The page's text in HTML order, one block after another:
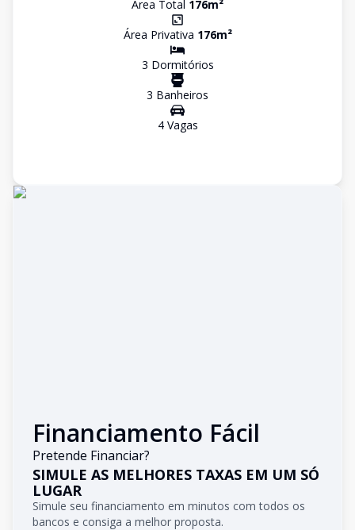
Área Total 176m²
Área Privativa 176m²
3 Dormitórios
3 Banheiros
4Vagas
Financiamento Fácil
Pretende Financiar?
SIMULE AS MELHORES TAXAS EM UM SÓ
LUGAR
Simule seu financiamento em minutos com todos os
bancos e consiga a melhor proposta.